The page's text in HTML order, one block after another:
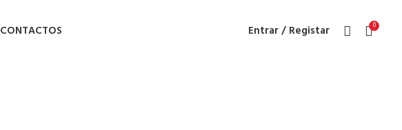
CONTACTOS Entrar / Registar 0